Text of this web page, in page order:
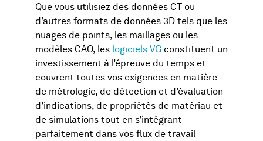
Que vous utilisiez des données CT ou
d’autres formats de données 3D tels que les
nuages de points, les maillages ou les
modèles CAO, les logiciels VG constituent un
investissement à l’épreuve du temps et
couvrent toutes vos exigences en matière
de métrologie, de détection et d’évaluation
d’indications, de propriétés de matériau et
de simulations tout en s’intégrant
parfaitement dans vos flux de travail